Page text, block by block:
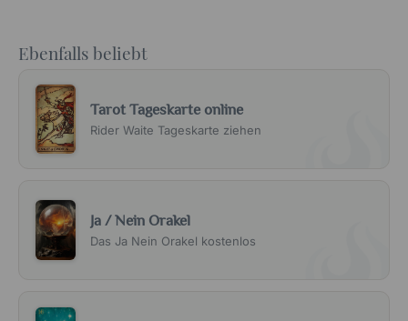
Ebenfalls beliebt
Tarot Tageskarte online
Rider Waite Tageskarte ziehen
Ja / Nein Orakel
Das Ja Nein Orakel kostenlos